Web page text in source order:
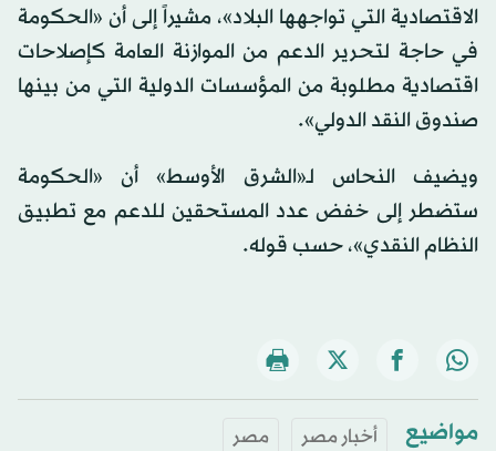
الاقتصادية التي تواجهها البلاد»، مشيراً إلى أن «الحكومة
في حاجة لتحرير الدعم من الموازنة العامة كإصلاحات
اقتصادية مطلوبة من المؤسسات الدولية التي من بينها
صندوق النقد الدولي».
ويضيف النحاس لـ«الشرق الأوسط» أن «الحكومة
ستضطر إلى خفض عدد المستحقين للدعم مع تطبيق
النظام النقدي»، حسب قوله.
مواضيع أخبار مصر مصر